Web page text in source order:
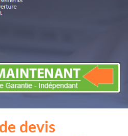
devis